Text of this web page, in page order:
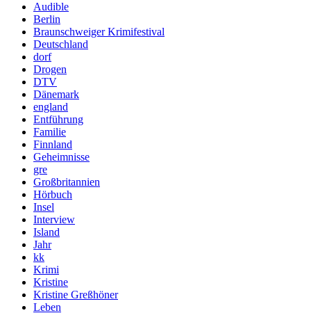
Audible
Berlin
Braunschweiger Krimifestival
Deutschland
dorf
Drogen
DTV
Dänemark
england
Entführung
Familie
Finnland
Geheimnisse
gre
Großbritannien
Hörbuch
Insel
Interview
Island
Jahr
kk
Krimi
Kristine
Kristine Greßhöner
Leben